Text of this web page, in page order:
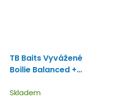
TB Baits Vyvážené
Boilie Balanced +
g - 20 mm
Skladem